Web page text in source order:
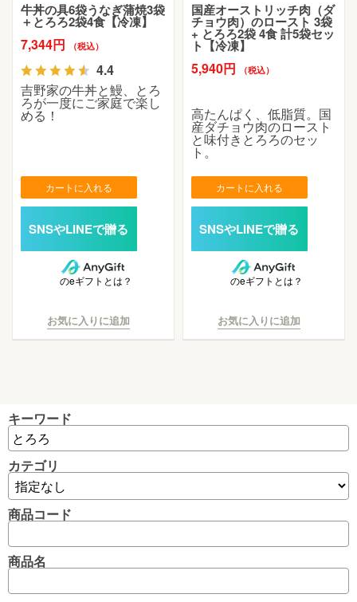
牛丼の具6袋うなぎ蒲焼3袋
＋とろろ2袋4食【冷凍】
7,344円 （税込）
4.4
吉野家の牛丼と鰻、とろ
ろが一度にご家庭で楽し
める！
カートに入れる
のeギフトとは？
お気に入りに追加
国産オーストリッチ肉（ダ
チョウ肉）のロースト 3袋
+ とろろ2袋 4食 計5袋セッ
ト【冷凍】
5,940円 （税込）
高たんぱく、低脂質。国
産ダチョウ肉のロースト
と味付きとろろのセッ
ト。
カートに入れる
のeギフトとは？
お気に入りに追加
キーワード
カテゴリ
商品コード
商品名